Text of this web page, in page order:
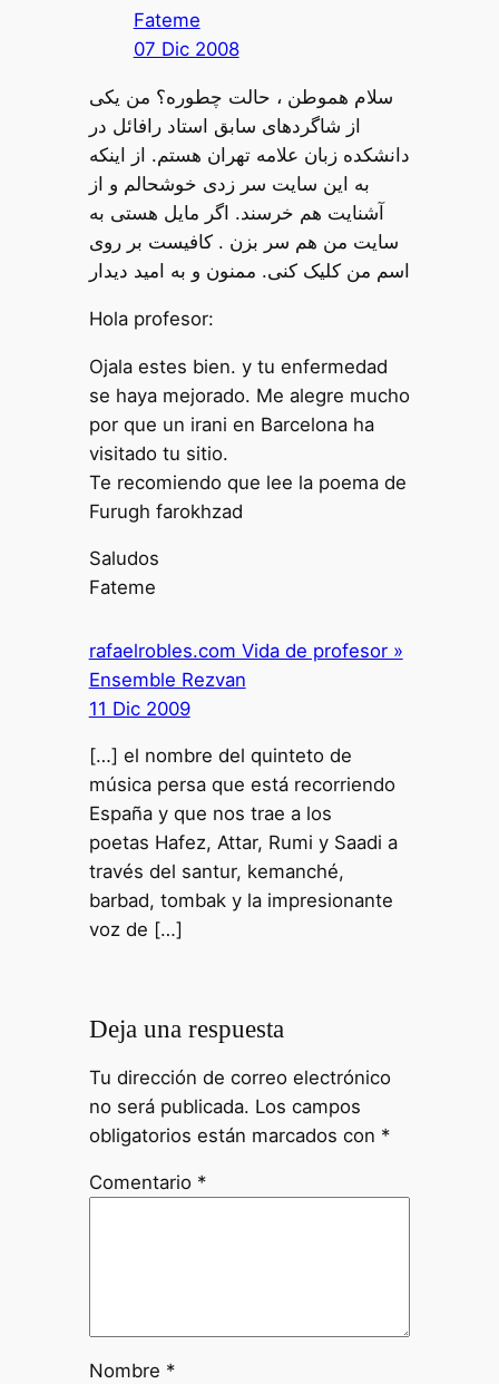
Fateme
07 Dic 2008
سلام هموطن ، حالت چطوره؟ من یکی
از شاگرد‌های سابق استاد رافائل در
دانشکده زبان علامه تهران هستم. از اینکه
به این سایت سر زدی خوشحالم و از
آشنایت هم خرسند. اگر مایل هستی به
سایت من هم سر بزن . کافیست بر روی
اسم من کلیک کنی. ممنون و به امید دیدار
Hola profesor:
Ojala estes bien. y tu enfermedad
se haya mejorado. Me alegre mucho
por que un irani en Barcelona ha
visitado tu sitio.
Te recomiendo que lee la poema de
Furugh farokhzad
Saludos
Fateme
rafaelrobles.com Vida de profesor »
Ensemble Rezvan
11 Dic 2009
[…] el nombre del quinteto de
música persa que está recorriendo
España y que nos trae a los
poetas Hafez, Attar, Rumi y Saadi a
través del santur, kemanché,
barbad, tombak y la impresionante
voz de […]
Deja una respuesta
Tu dirección de correo electrónico
no será publicada. Los campos
obligatorios están marcados con *
Comentario *
Nombre *